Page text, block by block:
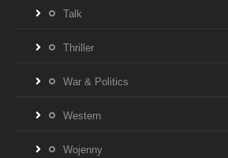
Talk
Thriller
War & Politics
Western
Wojenny